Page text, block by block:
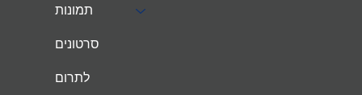
תמונות
סרטונים
לתרום